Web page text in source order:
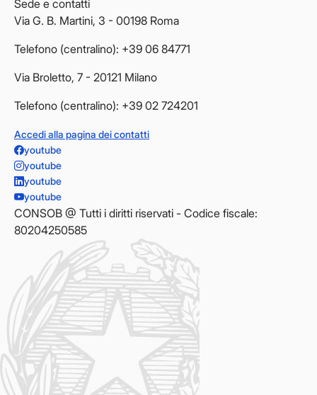
Sede e contatti
Via G. B. Martini, 3 - 00198 Roma
Telefono (centralino): +39 06 84771
Via Broletto, 7 - 20121 Milano
Telefono (centralino): +39 02 724201
Accedi alla pagina dei contatti
youtube
youtube
youtube
youtube
CONSOB @ Tutti i diritti riservati - Codice fiscale:
80204250585